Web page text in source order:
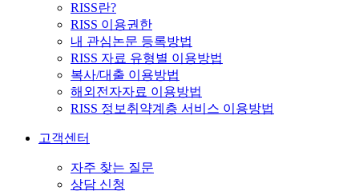
RISS란?
RISS 이용권한
내 관심논문 등록방법
RISS 자료 유형별 이용방법
복사/대출 이용방법
해외전자자료 이용방법
RISS 정보취약계층 서비스 이용방법
고객센터
자주 찾는 질문
상담 신청